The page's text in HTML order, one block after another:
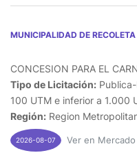
MUNICIPALIDAD DE RECOLETA
CONCESION PARA EL
Tipo de Licitación:
100 UTM e inferior a 1.000
Región: Region
2026-08-07 Ver en